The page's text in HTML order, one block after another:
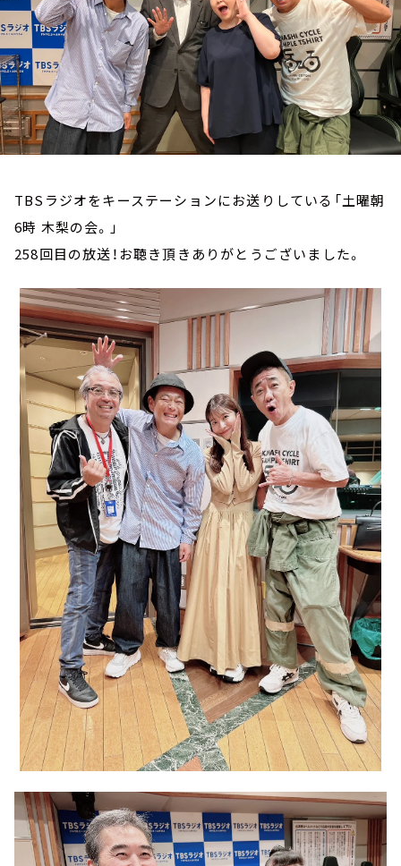
TBSラジオをキーステーションにお送りしている「土曜朝
6時 木梨の会。」
258回目の放送！お聴き頂きありがとうございました。